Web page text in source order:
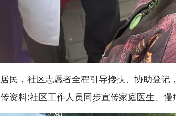
，社区志愿者全程引导搀扶、协助登记
资料;社区工作人员同步宣传家庭医生、